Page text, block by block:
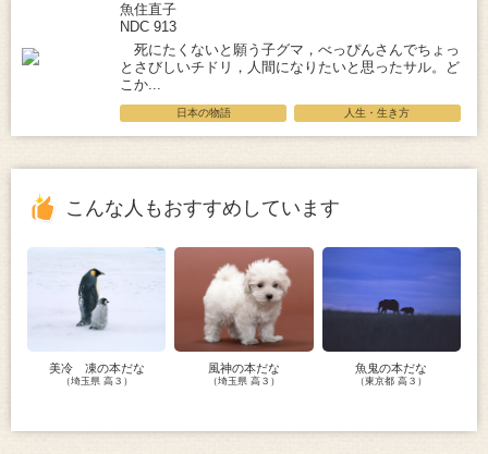
魚住直子
NDC 913
死にたくないと願う子グマ，べっぴんさんでちょっ
とさびしいチドリ，人間になりたいと思ったサル。ど
こか...
日本の物語 人生・生き方
こんな人もおすすめしています
美冷 凍の本だな
（埼玉県 高３）
風神の本だな
（埼玉県 高３）
魚鬼の本だな
（東京都 高３）